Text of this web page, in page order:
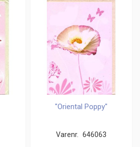
"Oriental Poppy"
Varenr. 646063